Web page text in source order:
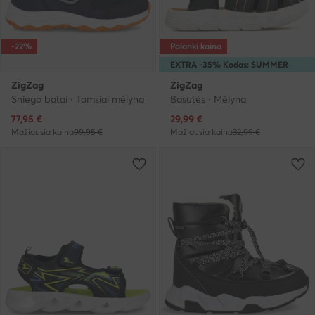
-22%
ZigZag
Sniego batai · Tamsiai mėlyna
Dabartinė kaina
77,95 €
Mažiausia kaina99,95 €
EXTRA -35% Kodas: SUMMER
Palanki kaina
ZigZag
Basutės · Mėlyna
Dabartinė kaina
29,99 €
Mažiausia kaina32,99 €